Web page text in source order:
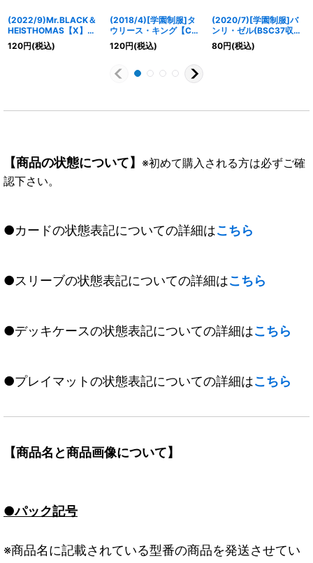
(2022/9)Mr.BLACK＆
HEISTHOMAS【X】
{CB26-X06}《白》
120円(税込)
(2018/4)[学園制服]タ
ウリース・キング【C】
{BSC31-019}《黄》
120円(税込)
(2020/7)[学園制服]バ
ンリ・ゼル(BSC37収録)
【R】{BSC31-009}
《黄》
80円(税込)
【商品の状態について】 ※初めて購入される方は必ずご確
認下さい。
●カードの状態表記についての詳細はこちら
●スリーブの状態表記についての詳細はこちら
●デッキケースの状態表記についての詳細はこちら
●プレイマットの状態表記についての詳細はこちら
【商品名と商品画像について】
●パック記号
※商品名に記載されている型番の商品を発送させてい